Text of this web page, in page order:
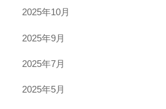
2025年10月
2025年9月
2025年7月
2025年5月